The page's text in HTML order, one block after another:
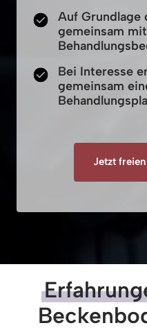
Auf Grundlage
gemeinsam
Bei Interesse
gemeinsam
Jetzt